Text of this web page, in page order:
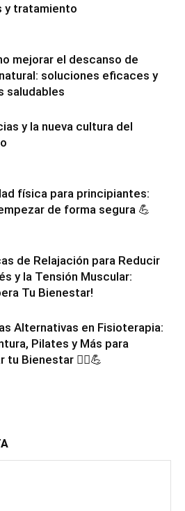
y tratamiento
mejorar el descanso de
soluciones eficaces y
saludables
y la nueva cultura del
física para principiantes:
de forma segura 💪
de Relajación para Reducir
y la Tensión Muscular:
Tu Bienestar!
Alternativas en Fisioterapia:
Pilates y Más para
tu Bienestar 💆‍♂️💪